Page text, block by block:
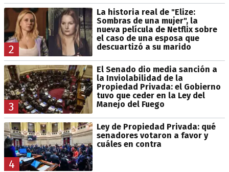
2
La historia real de "Elize:
Sombras de una mujer", la
nueva película de Netflix sobre
el caso de una esposa que
descuartizó a su marido
3
El Senado dio media sanción a
la Inviolabilidad de la
Propiedad Privada: el Gobierno
tuvo que ceder en la Ley del
Manejo del Fuego
4
Ley de Propiedad Privada: qué
senadores votaron a favor y
cuáles en contra